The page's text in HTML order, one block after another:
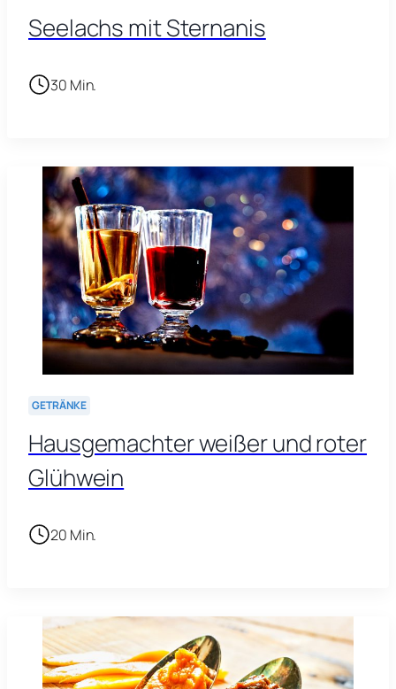
Seelachs mit Sternanis
30 Min.
GETRÄNKE
Hausgemachter weißer und roter
Glühwein
20 Min.